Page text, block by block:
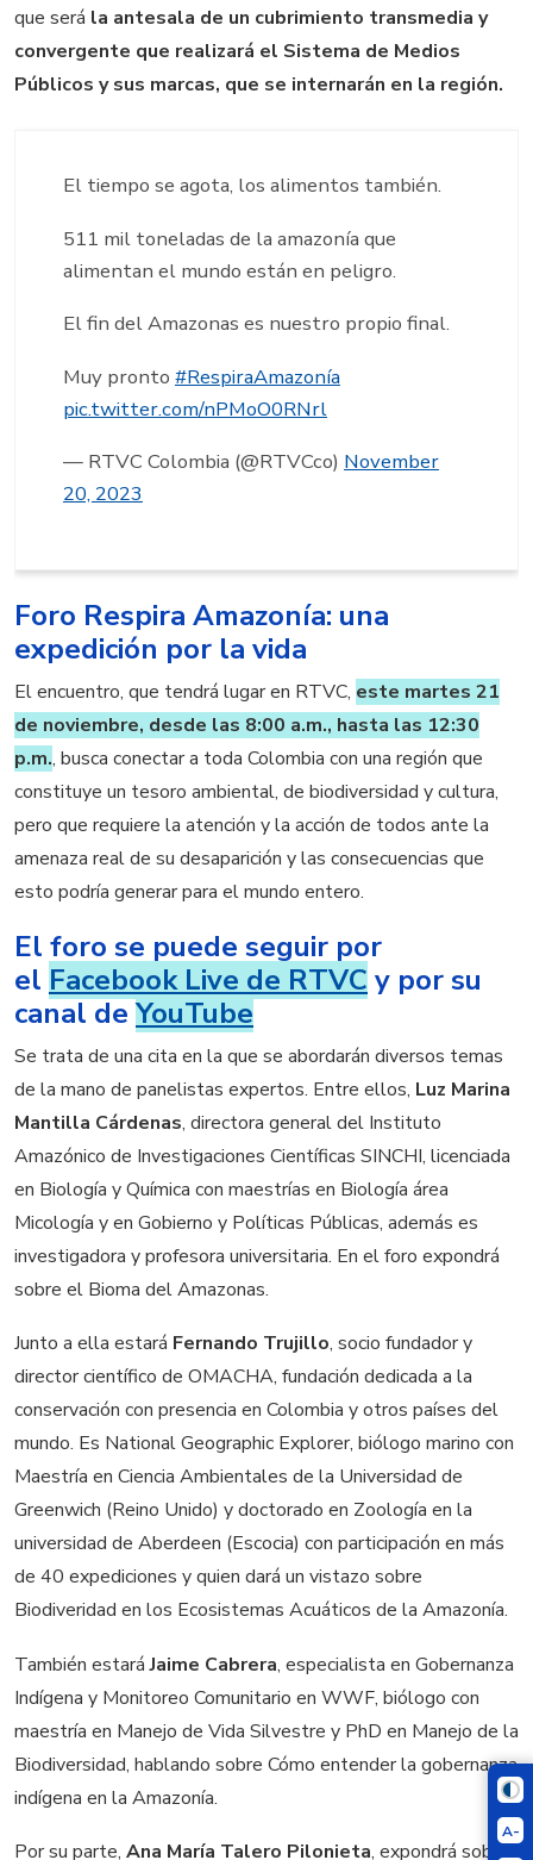
A-
que será la antesala de un cubrimiento transmedia y
convergente que realizará el Sistema de Medios
Públicos y sus marcas, que se internarán en la región.
El tiempo se agota, los alimentos también.
511 mil toneladas de la amazonía que
alimentan el mundo están en peligro.
El fin del Amazonas es nuestro propio final.
Muy pronto #RespiraAmazonía
pic.twitter.com/nPMoO0RNrl
— RTVC Colombia (@RTVCco) November
20, 2023
Foro Respira Amazonía: una
expedición por la vida
El encuentro, que tendrá lugar en RTVC, este martes 21
de noviembre, desde las 8:00 a.m., hasta las 12:30
p.m., busca conectar a toda Colombia con una región que
constituye un tesoro ambiental, de biodiversidad y cultura,
pero que requiere la atención y la acción de todos ante la
amenaza real de su desaparición y las consecuencias que
esto podría generar para el mundo entero.
El foro se puede seguir por
el Facebook Live de RTVC y por su
canal deYouTube
Se trata de una cita en la que se abordarán diversos temas
de la mano de panelistas expertos. Entre ellos, Luz Marina
Mantilla Cárdenas, directora general del Instituto
Amazónico de Investigaciones Científicas SINCHI, licenciada
en Biología y Química con maestrías en Biología área
Micología y en Gobierno y Políticas Públicas, además es
investigadora y profesora universitaria. En el foro expondrá
sobre el Bioma del Amazonas.
Junto a ella estará Fernando Trujillo, socio fundador y
director científico de OMACHA, fundación dedicada a la
conservación con presencia en Colombia y otros países del
mundo. Es National Geographic Explorer, biólogo marino con
Maestría en Ciencia Ambientales de la Universidad de
Greenwich (Reino Unido) y doctorado en Zoología en la
universidad de Aberdeen (Escocia) con participación en más
de 40 expediciones y quien dará un vistazo sobre
Biodiveridad en los Ecosistemas Acuáticos de la Amazonía.
También estaráJaime Cabrera, especialista en Gobernanza
Indígena y Monitoreo Comunitario en WWF, biólogo con
maestría en Manejo de Vida Silvestre y PhD en Manejo de la
Biodiversidad, hablando sobre Cómo entender la gobernanza
indígena en la Amazonía.
Por su parte, Ana María Talero Pilonieta, expondrá sobre